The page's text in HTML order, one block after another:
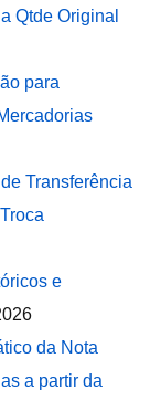
Qtde Original
para
Transferência
e
da Nota
a partir da